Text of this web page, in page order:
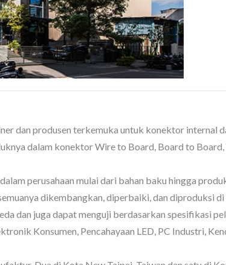
dan produsen terkemuka untuk konektor
dalam konektor Wire to Board, Board to
perusahaan mulai dari bahan baku hingga
dikembangkan, diperbaiki, dan diproduksi
dan juga dapat menguji berdasarkan spesifikasi
Konsumen, Pencahayaan LED, PC Industri,